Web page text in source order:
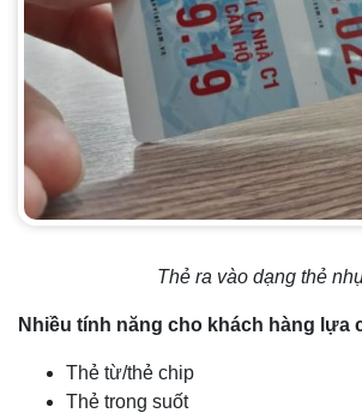
Thẻ ra vào dạng thẻ
Nhiều tính năng cho khách hàng lựa
Thẻ từ/thẻ chip
Thẻ trong suốt